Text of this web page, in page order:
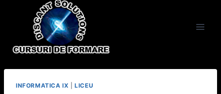
INFORMATICA IX |LICEU